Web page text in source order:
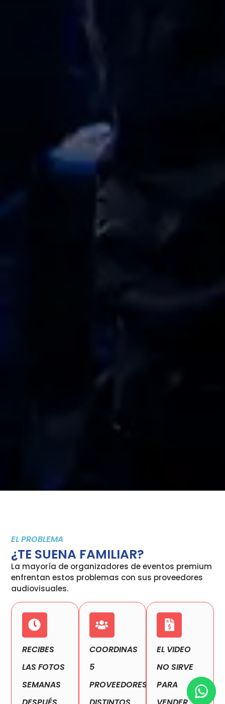
EL PROBLEMA
¿TE SUENA FAMILIAR?
La mayoría de organizadores de eventos premium
enfrentan estos problemas con sus proveedores
audiovisuales.
RECIBES
LAS FOTOS
SEMANAS
COORDINAS
5
PROVEEDORES
EL VIDEO
NO SIRVE
PARA